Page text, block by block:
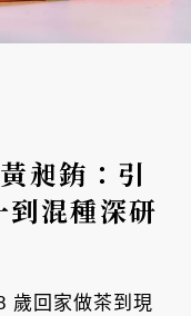
昶銪：引
混種深研
歲回家做茶到現